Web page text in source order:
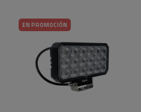
EN PROMOCIÓN